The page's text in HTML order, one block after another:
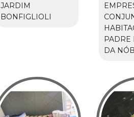
JARDIM
BONFIGLIOLI
PADRE
DA